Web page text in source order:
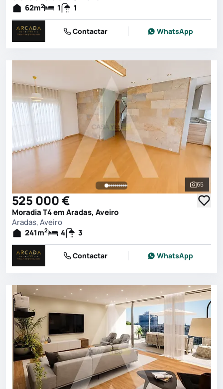
62m2 1 1
Contactar WhatsApp
Ver
65
525 000 €
Moradia T4 em Aradas, Aveiro
Aradas, Aveiro
241m2 4 3
Contactar WhatsApp